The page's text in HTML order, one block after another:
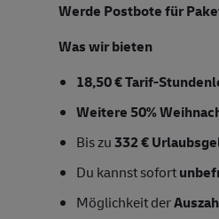
Werde Postbote für
Was wir bieten
18,50 € Tarif-
Weitere 50%
Bis zu332 €
Du kannst sofort
Möglichkeit der